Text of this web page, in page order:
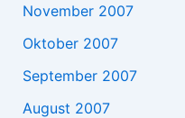
November 2007
Oktober 2007
September 2007
August 2007